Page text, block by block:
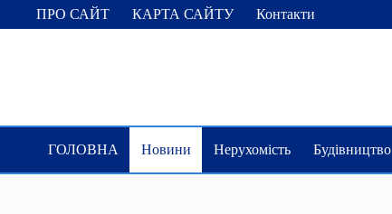
ПерейтиПРО САЙТ КАРТА САЙТУ Контакти
ГОЛОВНА Новини Нерухомість Будівництво